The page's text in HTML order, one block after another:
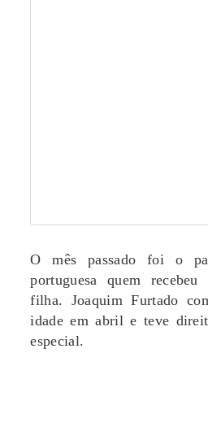
O mês passado foi o
portuguesa quem
filha. Joaquim Furtado
idade em abril e teve
especial.